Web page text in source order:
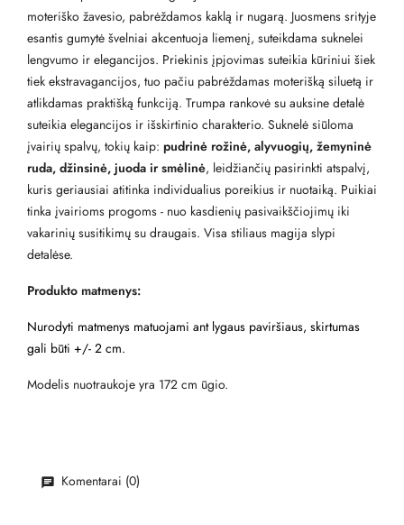
moteriško žavesio, pabrėždamos kaklą ir nugarą. Juosmens srityje
esantis gumytė švelniai akcentuoja liemenį, suteikdama suknelei
lengvumo ir elegancijos. Priekinis įpjovimas suteikia kūriniui šiek
tiek ekstravagancijos, tuo pačiu pabrėždamas moterišką siluetą ir
atlikdamas praktišką funkciją. Trumpa rankovė su auksine detalė
suteikia elegancijos ir išskirtinio charakterio. Suknelė siūloma
įvairių spalvų, tokių kaip: pudrinė rožinė, alyvuogių, žemyninė
ruda, džinsinė, juoda ir smėlinė, leidžiančių pasirinkti atspalvį,
kuris geriausiai atitinka individualius poreikius ir nuotaiką. Puikiai
tinka įvairioms progoms - nuo kasdienių pasivaikščiojimų iki
vakarinių susitikimų su draugais. Visa stiliaus magija slypi
detalėse.
Produkto matmenys:
Nurodyti matmenys matuojami ant lygaus paviršiaus, skirtumas
gali būti +/- 2 cm.
Modelis nuotraukoje yra 172 cm ūgio.
Komentarai (0)